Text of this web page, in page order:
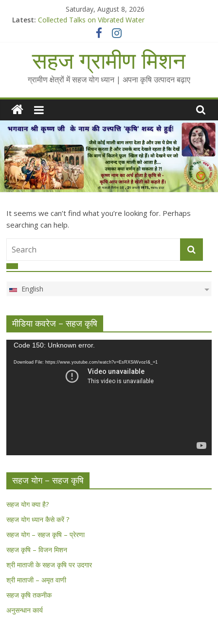
Saturday, August 8, 2026
Latest: Collected Talks on Vibrated Water
सहज कृषि प्रचार-प्रसार किट
Standee Designs @ 2025 for Sahaj Krishi Promotions
Chalo Gaon Ki Or Abhiyaan - 2025-26
सहज ग्रामीण मिशन
ग्रामीण क्षेत्रों में सहज योग ध्यान | अपना कृषि उत्पादन बढ़ाए
It seems we can’t find what you’re looking for. Perhaps
searching can help.
English
मीडिया कवरेज – सहज कृषि
Video
Code 150: Unknown error.
Download File: https://www.youtube.com/watch?v=EsRXSiWvozI&_=1
सहज योग – सहज कृषि
सहज योग क्या है?
सहज योग ध्यान कैसे करें ?
सहज योग – सहज कृषि – प्रेरणा
सहज कृषि – विजन मिशन
श्री माताजी के सहज कृषि पर उदगार
श्री माताजी – अमृत वाणी
सहज कृषि तकनीक
अनुसन्धान कार्य